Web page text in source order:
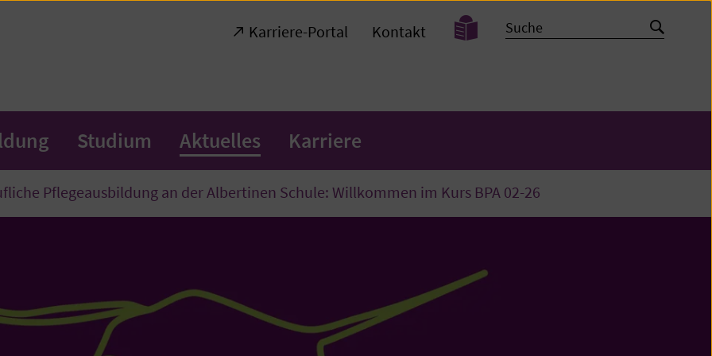
Karriere-Portal Kontakt
Leichte
Sprache
Suche
Suche
starten
Studium Aktuelles Karriere
Pflegeausbildung an der Albertinen Schule: Willkommen im Kurs BPA 02-26